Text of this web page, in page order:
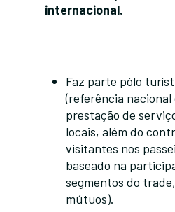
internacional.
Faz parte pólo
(referência nacional
prestação de
locais, além do
visitantes nos
baseado na
segmentos do
mútuos).